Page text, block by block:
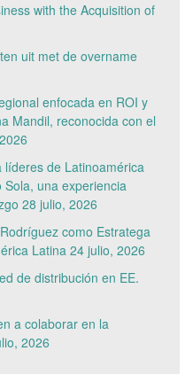
with the Acquisition of
uit met de overname
enfocada en ROI y
Mandil, reconocida con el
líderes de Latinoamérica
una experiencia
28 julio, 2026
como Estratega
Latina 24 julio, 2026
de distribución en EE.
a colaborar en la
2026